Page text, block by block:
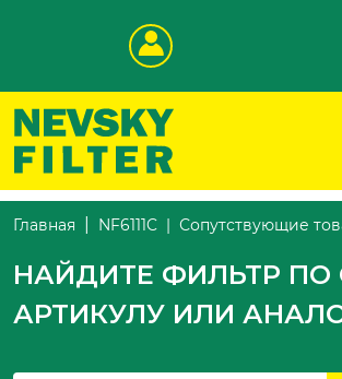
Главная NF6111C Сопутствующие
НАЙДИТЕ ФИЛЬТР ПО
АРТИКУЛУ ИЛИ